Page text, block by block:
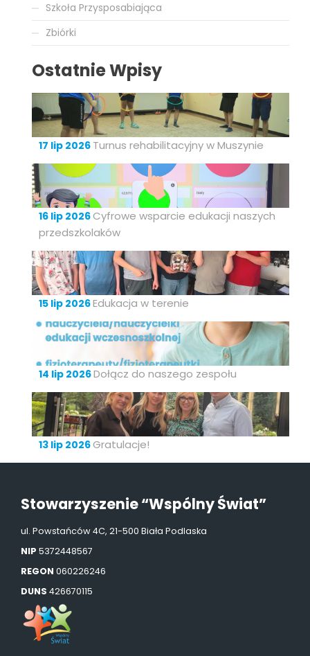
Szkoła Przysposabiająca
Zbiórki
Ostatnie Wpisy
17 lip 2026 Turnus rehabilitacyjny w Muszynie
16 lip 2026 Cyfrowe wsparcie edukacji naszych
przedszkolaków
15 lip 2026Edukacja w terenie
14 lip 2026Dołącz do naszego zespołu
13 lip 2026 Gratulacje!
Stowarzyszenie “Wspólny Świat”
ul. Powstańców 4C, 21-500 Biała Podlaska
NIP 5372448567
REGON 060226246
DUNS 426670115